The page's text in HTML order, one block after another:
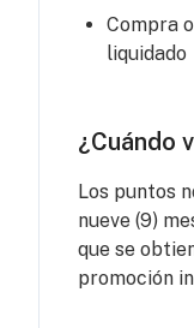
Compra
liquidado
¿Cuándo
Los puntos
nueve (9)
que se
promoción